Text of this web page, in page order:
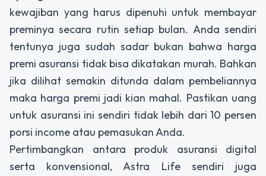
kewajiban yang harus dipenuhi untuk membayar
preminya secara rutin setiap bulan. Anda sendiri
tentunya juga sudah sadar bukan bahwa harga
premi asuransi tidak bisa dikatakan murah. Bahkan
jika dilihat semakin ditunda dalam pembeliannya
maka harga premi jadi kian mahal. Pastikan uang
untuk asuransi ini sendiri tidak lebih dari 10 persen
porsi income atau pemasukan Anda.
Pertimbangkan antara produk asuransi digital
serta konvensional, Astra Life sendiri juga